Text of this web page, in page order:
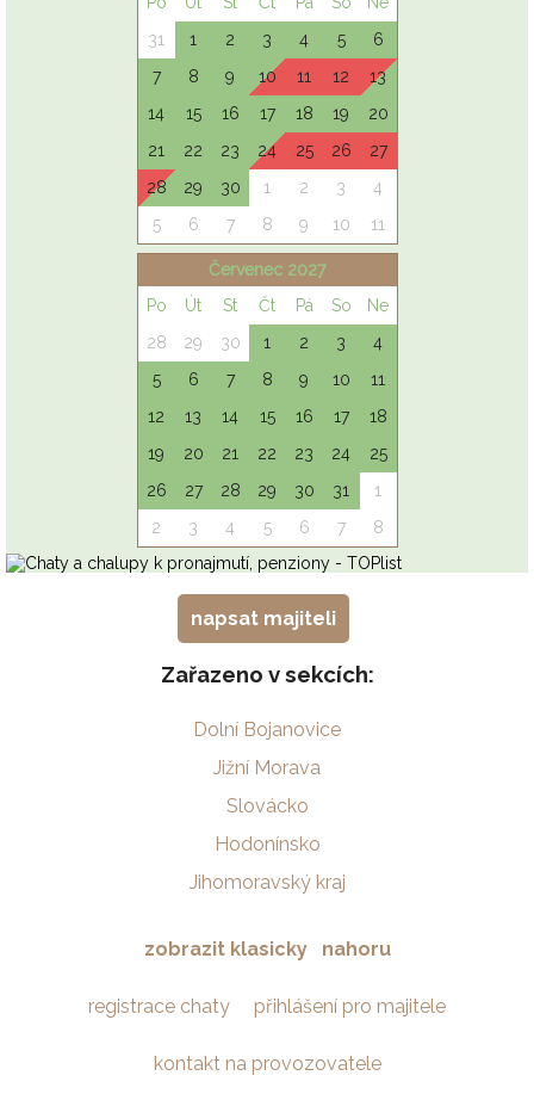
napsat majiteli
Zařazeno v sekcích:
Dolní Bojanovice
Jižní Morava
Slovácko
Hodonínsko
Jihomoravský kraj
zobrazit klasicky nahoru
registrace chaty přihlášení pro majitele
kontakt na provozovatele